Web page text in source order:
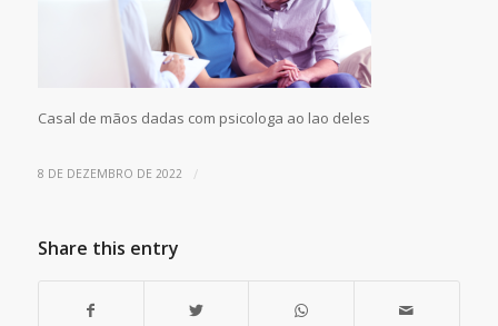
Casal de mãos dadas com psicologa ao lao deles
8 DE DEZEMBRO DE 2022 /
Share this entry